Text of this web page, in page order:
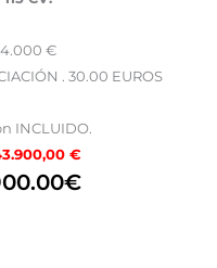
4.000 €
. 30.00 EUROS
INCLUIDO.
€
€